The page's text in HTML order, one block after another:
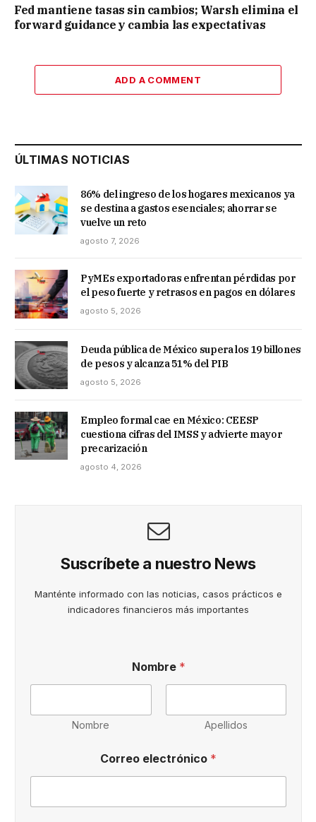
Fed mantiene tasas sin cambios; Warsh elimina el
forward guidance y cambia las expectativas
ADD A COMMENT
ÚLTIMAS NOTICIAS
86% del ingreso de los hogares mexicanos ya
se destina a gastos esenciales; ahorrar se
vuelve un reto
agosto 7, 2026
PyMEs exportadoras enfrentan pérdidas por
el peso fuerte y retrasos en pagos en dólares
agosto 5, 2026
Deuda pública de México supera los 19 billones
de pesos y alcanza 51% del PIB
agosto 5, 2026
Empleo formal cae en México: CEESP
cuestiona cifras del IMSS y advierte mayor
precarización
agosto 4, 2026
Suscríbete a nuestro News
Manténte informado con las noticias, casos prácticos e
indicadores financieros más importantes
n
Nombre *
Nombre Apellidos
Correo electrónico *